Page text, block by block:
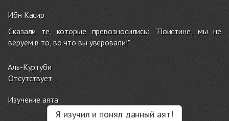
Ибн Касир
Сказали те, которые превозносились: "Поистине, мы не
веруем в то, во что вы уверовали!"
Аль-Куртуби
Отсутствует
Изучение аята
Я изучил и понял данный аят!